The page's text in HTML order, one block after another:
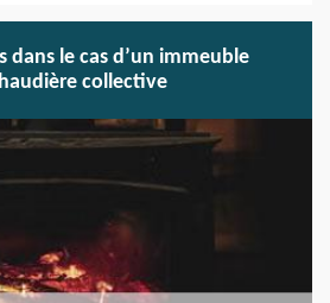
dans le cas d’un immeuble
collective